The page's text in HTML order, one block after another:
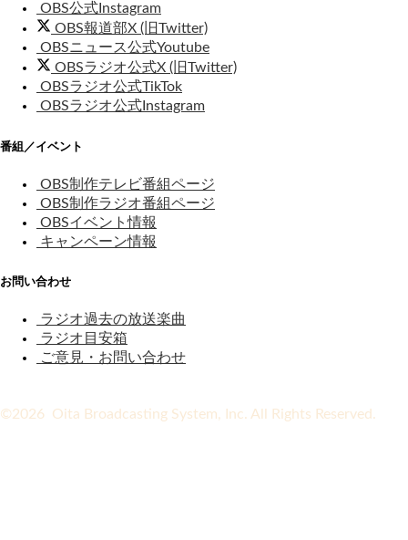
OBS公式Instagram
OBS報道部X (旧Twitter)
OBSニュース公式Youtube
OBSラジオ公式X (旧Twitter)
OBSラジオ公式TikTok
OBSラジオ公式Instagram
番組／イベント
OBS制作テレビ番組ページ
OBS制作ラジオ番組ページ
OBSイベント情報
キャンペーン情報
お問い合わせ
ラジオ過去の放送楽曲
ラジオ目安箱
ご意見・お問い合わせ
©2026 Oita Broadcasting System, Inc. All Rights Reserved.